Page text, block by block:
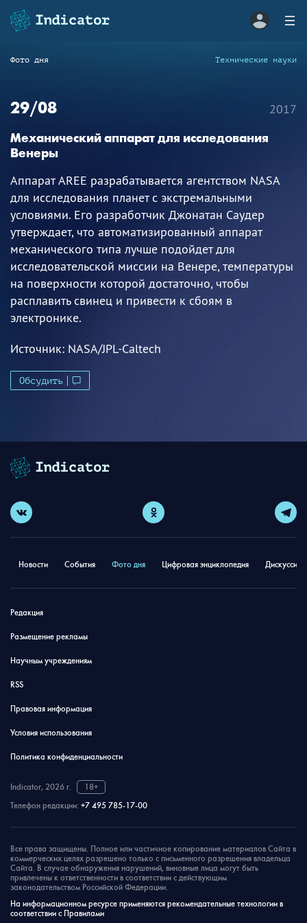
Фото дня Технические науки
29/08
Механический аппарат для исследования
Венеры
Аппарат AREE разрабатывается агентством NASA
для исследования планет с экстремальными
условиями. Его разработчик Джонатан Саудер
утверждает, что автоматизированный аппарат
механического типа лучше подойдет для
исследовательской миссии на Венере, температуры
на поверхности которой достаточно, чтобы
расплавить свинец и привести к сбоям в
электронике.
Источник:NASA/JPL-Caltech
Обсудить
2017
Новости События Фото дня Цифровая энциклопедия
Редакция
Размещение рекламы
Научным учреждениям
RSS
Правовая информация
Условия использования
Политика конфиденциальности
Indicator, 2026 г.
18+
Телефон редакции: +7 495 785-17-00
Все права защищены. Полное или частичное копирование материалов Сайта в
коммерческих целях разрешено только с письменного разрешения владельца
Сайта. В случае обнаружения нарушений, виновные лица могут быть
привлечены к ответственности в соответствии с действующим
законодательством Российской Федерации.
На информационном ресурсе применяются рекомендательные технологии в
соответствии с Правилами